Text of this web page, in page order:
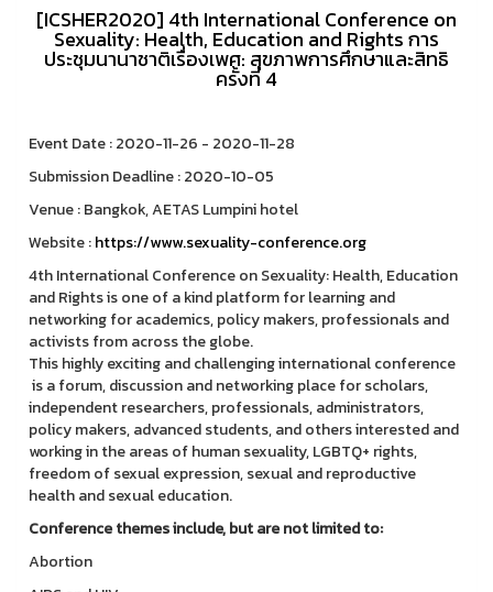
[ICSHER2020] 4th International Conference on
Sexuality: Health, Education and Rights การ
ประชุมนานาชาติเรื่องเพศ: สุขภาพการศึกษาและสิทธิ
ครั้งที่ 4
Event Date : 2020-11-26 - 2020-11-28
Submission Deadline : 2020-10-05
Venue : Bangkok, AETAS Lumpini hotel
Website :https://www.sexuality-conference.org
4th International Conference on Sexuality: Health, Education
and Rights is one of a kind platform for learning and
networking for academics, policy makers, professionals and
activists from across the globe.
This highly exciting and challenging international conference
is a forum, discussion and networking place for scholars,
independent researchers, professionals, administrators,
policy makers, advanced students, and others interested and
working in the areas of human sexuality, LGBTQ+ rights,
freedom of sexual expression, sexual and reproductive
health and sexual education.
Conference themes include, but are not limited to:
Abortion